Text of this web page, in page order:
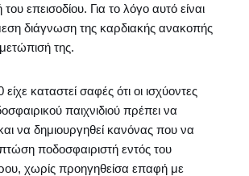
επεισοδίου. Για το λόγο αυτό είναι
διάγνωση της καρδιακής ανακοπής
της.
καταστεί σαφές ότι οι ισχύοντες
παιχνιδιού πρέπει να
να δημιουργηθεί κανόνας που να
ποδοσφαιριστή εντός του
χωρίς προηγηθείσα επαφή με